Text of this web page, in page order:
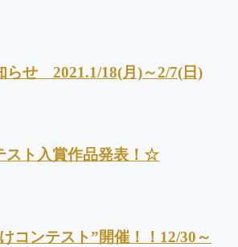
らせ 2021.1/18(月)～2/7(日)
スト入賞作品発表！☆
コンテスト”開催！！12/30～